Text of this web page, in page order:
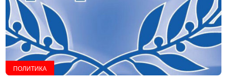
ПОЛИТИКА